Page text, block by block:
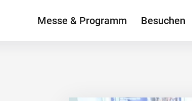
Messe & Programm Besuchen